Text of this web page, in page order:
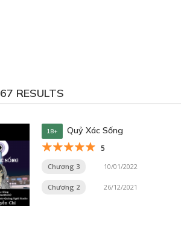
67 RESULTS
18+ Quỷ Xác Sống
5
Chương 3 10/01/2022
Chương 2 26/12/2021